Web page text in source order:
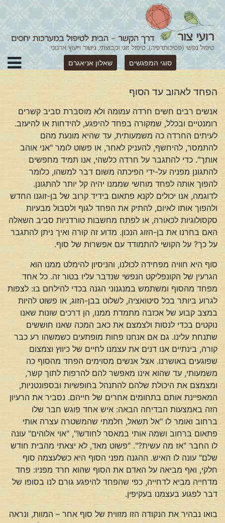
סוגי המפגשים שאלון אניאגרם
הפחד לאהוב עד הסוף
אנשים רבים חשים חרדה עמומה ולא מוסברת סביב קשרים
רומנטיים ובכלל, שמקורה בפחד להיפגע, להידחות או להיעזב.
לעיתים החרדה כה משמעותית, עד שהיא מונעת מהם
להתמסר, להיחשף, להעניק לאחר, או פשוט לומר "אני אוהב
אותך". כדי להתגבר על חרדה כלשהי, אנו תמיד מחפשים
להתגונן מפניה על-ידי הפיכתה משום דבר למשהו, כלומר
להפוך אותה לפחד מוחשי שממנו יהיה קל יותר להתגונן.
לדוגמה, אנו יכולים לקנא פתאום בידיד קרוב של בן-זוגנו החדש
ולהפוך אותו לאיום, להתיק את הפחד לגוף ולסבול מבעיות
סקסולוגיות לכאורה, או לפתח מחשבות טורדניות סביב השאלה
האם בחרנו את בן-הזוג הנכון. מדוע זה קורה ואיך ניתן להתגבר
על כך? על הקושי להתמודד עם אפשרות של סוף.
סוף היא חוויה מפחידה לכולנו, והניסיון להימלט ממנו הוא
הגרעין של הקונפליקט הנפשי שנדבר עליו בטור זה. כל אחד
מפחד מהסוף ומשתמש במנגנוני הגנה בכדי להילחם בו: לצפות
לגרוע ביותר בכל סיטואציה, לשלוט בבן-הזוג, או פשוט להיות
במצב קבוע של אכזבה מתמדת ממנו, הן דרכים שונות שאנו
נוקטים בכדי לנסות ולצמצם את כאב המכה שאנו חוששים
שתנחת עלינו. גם אם אנחנו פחות מופתעים כשמשהו רע כבר
קורה, בינתיים אנו דנים את עצמנו לחיים של כיווץ וצמצום
שפוגעים באושרנו. אצל אנשים מסוימים הפחד מהסוף כה
משמעותי, עד שהוא אינו מאפשר להם להרפות לתוך קשר,
ומצמצם את היכולת שלהם להתנהל בחופשיות ובספונטניות,
המאפיינת אותם בתחומים אחרים של חייהם. נסביר את הרעיון
הזה באמצעות הבדיחה הבאה: איש אחד פוגש חבר שלו
ברחוב ואומר לו "אל תשאל, חלמתי שהמשטרה עצרה אותי
פתאום ברחוב ושמה אותי במאסר לחודש!", "אוי אלוהים" עונה
לו החבר "אז מה עשית?". "פשוט מאד, לא יצאתי מהבית חודש
שלם" עונה לו האיש. ההגנה מפני הסוף היא כשלעצמה סוף
חלקי, ואף מביאה על האדם את הסוף שהוא חרד מפניו: פחד
מדחייה מביא לדחייה, כפי שהפחד להיפגע גורם לנו בסופו של
דבר לפגוע בעצמנו בעקיפין.
בואו נבהיר את הנקודה הזו מזווית של סוף אחר – המוות, ונראה